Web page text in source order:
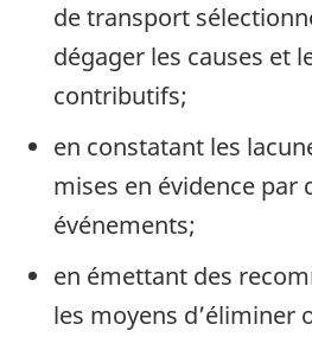
de transport
dégager les causes et
contributifs;
en constatant les
mises en évidence par
événements;
en émettant des
les moyens d’éliminer